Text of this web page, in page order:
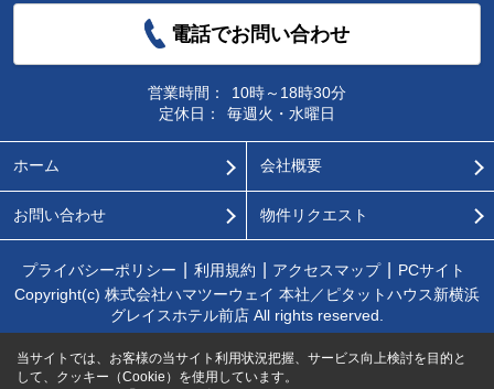
電話でお問い合わせ
営業時間：
10時～18時30分
定休日：
毎週火・水曜日
ホーム 会社概要
お問い合わせ 物件リクエスト
プライバシーポリシー 利用規約 アクセスマップ
PCサイト
Copyright(c) 株式会社ハマツーウェイ 本社／ピタットハウス新横浜
グレイスホテル前店 All rights reserved.
当サイトでは、お客様の当サイト利用状況把握、サービス向上検討を目的と
して、クッキー（Cookie）を使用しています。